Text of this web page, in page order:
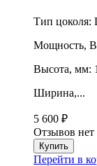
Тип цоколя:
Мощность,
Высота, мм:
Ширина,...
5 600 ₽
Отзывов нет
Перейти в